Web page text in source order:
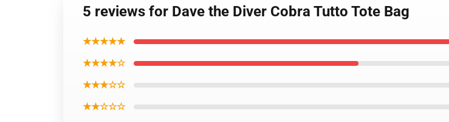
5 reviews for Dave the Diver Cobra Tutto Tote Bag
★★★★★
★★★★☆
★★★☆☆
★★☆☆☆